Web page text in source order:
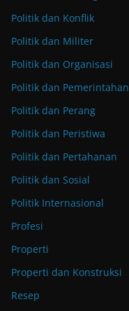
Politik dan Konflik
Politik dan Militer
Politik dan Organisasi
Politik dan Pemerintahan
Politik dan Perang
Politik dan Peristiwa
Politik dan Pertahanan
Politik dan Sosial
Politik Internasional
Profesi
Properti
Properti dan Konstruksi
Resep